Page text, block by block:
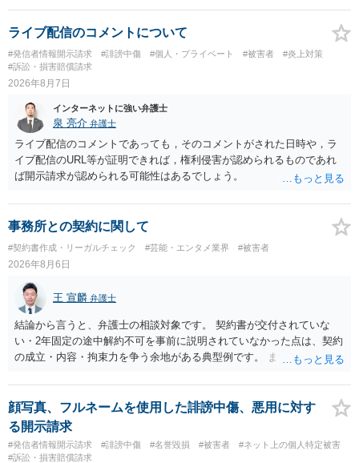
ライブ配信のコメントについて
#発信者情報開示請求 #誹謗中傷 #個人・プライベート #被害者
#炎上対策
#訴訟・損害賠償請求
2026年8月7日
インターネットに強い弁護士
泉 亮介 弁護士
ライブ配信のコメントであっても，そのコメントがされた日時や，ラ
イブ配信のURL等が証明できれば，権利侵害が認められるものであれ
ば開示請求が認められる可能性はあるでしょう。
事務所との契約に関して
#契約書作成・リーガルチェック #芸能・エンタメ業界 #被害者
2026年8月6日
王 宣麟 弁護士
結論から言うと、弁護士の相談対象です。 契約書が交付されていな
い・2年固定の途中解約不可を事前に説明されていなかった点は、契約
の成立・内容・拘束力を争う余地がある典型例です。 まずは、運営と
みてはいかがでしょうか。 また同時並行で（もしまだされていないの
であれば）書面で退所意思の明確化はしておくべきだと考えます。
顔写真、フルネームを使用した誹謗中傷、悪用に対す
る開示請求
#発信者情報開示請求 #誹謗中傷 #名誉毀損 #被害者
#ネット上の個人特定被害
#訴訟・損害賠償請求